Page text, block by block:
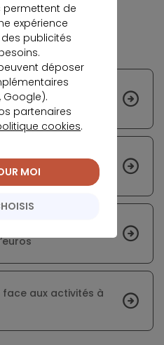
réduire le coût
souscrire une
doivent
face aux activités à
permettent de
expérience
publicités
déposer
Google).
partenaires
cookies.
MOI